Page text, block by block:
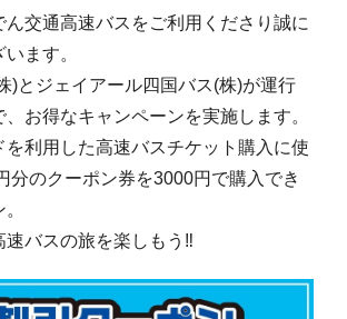
ん交通高速バスをご利用くださり誠に
ます。
)とジェイアール四国バス(株)が運行
お得なキャンペーンを実施します。
を利用した高速バスチケット購入に使
分のクーポン券を3000円で購入でき
速バスの旅を楽しもう‼